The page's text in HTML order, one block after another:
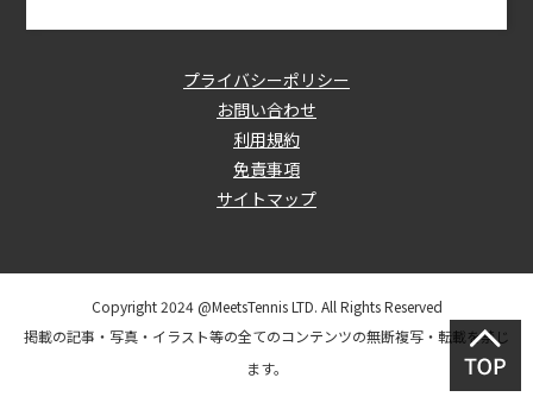
プライバシーポリシー
お問い合わせ
利用規約
免責事項
サイトマップ
Copyright 2024 @MeetsTennis LTD. All Rights Reserved
掲載の記事・写真・イラスト等の全てのコンテンツの無断複写・転載を禁じ
ます。